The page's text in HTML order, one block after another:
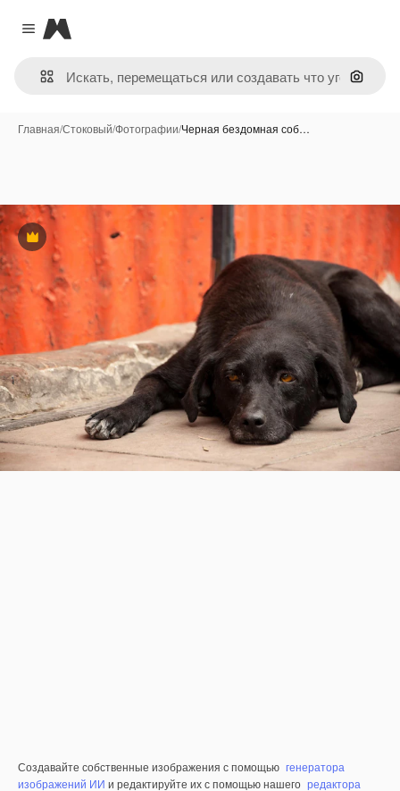
Close menu
Magnific
Поиск
Главная/Стоковый/Фотографии/Черная бездомная соб…
Премиум
Создавайте собственные изображения с помощью генератора
изображений ИИ и редактируйте их с помощью нашего редактора